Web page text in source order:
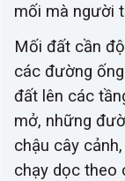
mối mà người
Mối đất cần
các đường
đất lên các
mở, những
chậu cây
chạy dọc theo